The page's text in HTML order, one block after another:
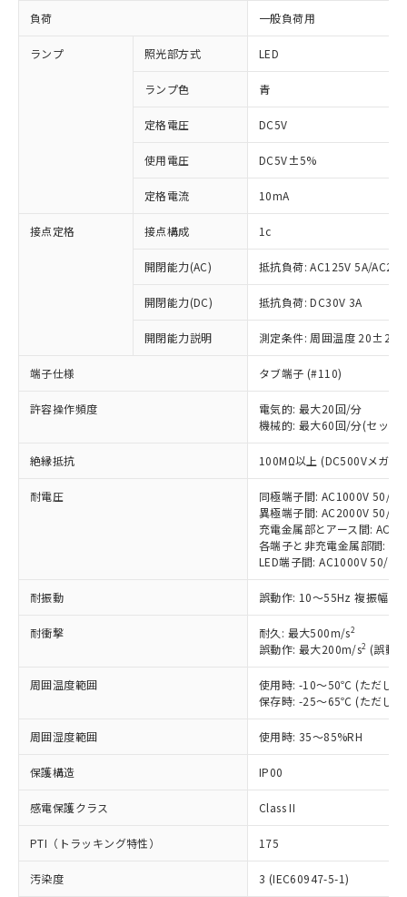
負荷 一般負荷用
ランプ 照光部方式 LED
ランプ色 青
定格電圧 DC5V
使用電圧 DC5V±5%
定格電流 10mA
接点定格 接点構成 1c
開閉能力(AC) 抵抗負荷: AC125V 5A/
開閉能力(DC) 抵抗負荷: DC30V 3A
開閉能力説明 測定条件: 周囲温度 20±2℃
端子仕様 タブ端子 (#110)
許容操作頻度
電気的: 最大20回/分
機械的: 最大60回/分(セット
絶縁抵抗 100MΩ以上 (DC500Vメガ)
耐電圧
同極端子間: AC1000V 50/
異極端子間: AC2000V 50/
充電金属部とアース間:
各端子と非充電金属部間:
LED端子間: AC1000V 50/
耐振動 誤動作: 10～55Hz 複振幅
耐衝撃 耐久: 最大500m/s2
誤動作: 最大200m/s2 (誤動
周囲温度範囲
使用時: -10～50℃ (ただし、
保存時: -25～65℃ (ただし、
周囲湿度範囲 使用時: 35～85%RH
保護構造 IP00
感電保護クラス Class II
PTI（トラッキング特性） 175
汚染度 3 (IEC60947-5-1)
以下の条件をお読みいただき、同意のうえ
本サービスは、当社制御機器事業取扱
商品の当社在庫状況および標準価格
(税抜)を提供させていただくもので
当社制御機器事業取扱商品の中には、
本サービスの対象外となる商品もある
在庫状況および標準価格照会結果は、
記載している更新日時点での社内デー
タに基づき作成されるものであり、閲
覧された時点での実際の在庫および標
準価格とは異なる場合があることをご
対応済み：EU RoHS指令（10物質）の
非含有に対応した製品が提供可能な商品で
対応予定：EU RoHS指令（10物質）の非含
有に対応した製品に切り替える予定のある
対応予定なし：EU RoHS指令（10物質）の
調査・確認中：EU RoHS指令（10物質）の
非含有の対応状況を調査中または確認中の
商品です。
非該当品：ライセンス料など無形物で、有
害物質有無と関係のない商品です。
仕入先様の事情により、非含有部品として
むを得ず変更することがあります。
ミウム(Cd) 100ppm以下、
六価クロム(Cr(Ⅵ)) 1000ppm以下、ポリ臭化ビフェニル
類(PBB) 1000ppm以下、ポリ臭化ジフェニルエーテル類
(PBDE) 1000ppm以下、フタル酸ビス(2-エチルヘキシ
「○」：最大均質材料含有率が中国RoHSの
基準値以下であることを示します。
「×」：最大均質材料含有率が中国RoHSの
基準値を超えていることを示します。
「－」：未確認です。当社販売部門へお問
*中国RoHS10物質の基準値 (GB/T26572)：
Pb(鉛) :1000ppm、 Hg(水銀) : 1000ppm、 Cd(カドミウ
Cr(Ⅵ)(六価クロム) : 1000ppm、 PBBs(ポリ臭化ビフェ
ニル類) : 1000ppm、 PBDEs(ポリ臭化ジフェニルエーテ
当社は、これら貴社製品のうち、外国
為替および外国貿易法に定める商品
（以下｢規制貨物等」という）を輸出
または国外への提供する場合は、日本
国政府の輸出許可(または役務取引許
可)を取得するなどの必要な手続きを
号
一定数以上の在庫あり